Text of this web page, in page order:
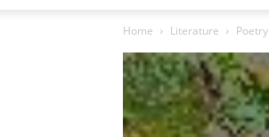
Home Literature Poetry